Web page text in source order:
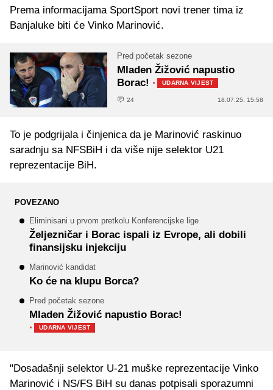
Prema informacijama SportSport novi trener tima iz
Banjaluke biti će Vinko Marinović.
Pred početak sezone
Mladen Žižović napustio
Borac! · UDARNA VIJEST
24 18.07.25. 15:58
To je podgrijala i činjenica da je Marinović raskinuo
saradnju sa NFSBiH i da više nije selektor U21
reprezentacije BiH.
POVEZANO
Eliminisani u prvom pretkolu Konferencijske lige
Željezničar i Borac ispali iz Evrope, ali dobili
finansijsku injekciju
Marinović kandidat
Ko će na klupu Borca?
Pred početak sezone
Mladen Žižović napustio Borac!
· UDARNA VIJEST
"Dosadašnji selektor U-21 muške reprezentacije Vinko
Marinović i NS/FS BiH su danas potpisali sporazumni